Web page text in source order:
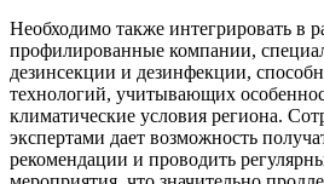
Необходимо также интегрировать в
профилированные компании,
дезинсекции и дезинфекции,
технологий, учитывающих
климатические условия региона.
экспертами дает возможность
рекомендации и проводить